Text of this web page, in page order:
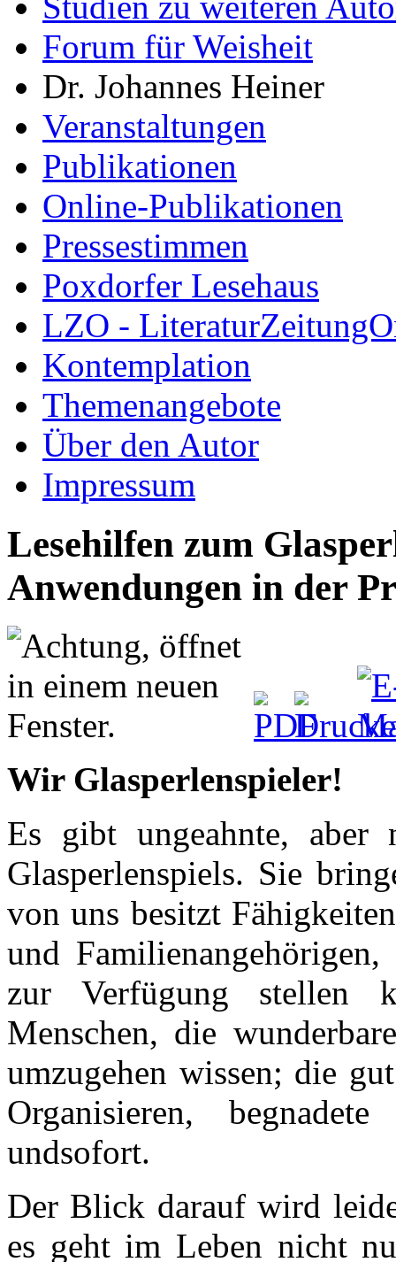
Forum für Weisheit
Dr. Johannes Heiner
Veranstaltungen
Publikationen
Online-Publikationen
Pressestimmen
Poxdorfer Lesehaus
LZO -
Kontemplation
Themenangebote
Über den Autor
Impressum
Lesehilfen zum
Anwendungen in der
Wir Glasperlenspieler!
Es gibt ungeahnte, aber
Glasperlenspiels. Sie
von uns besitzt
und
zur Verfügung stellen
Menschen, die
umzugehen wissen; die
Organisieren,
undsofort.
Der Blick darauf wird
es geht im Leben nicht